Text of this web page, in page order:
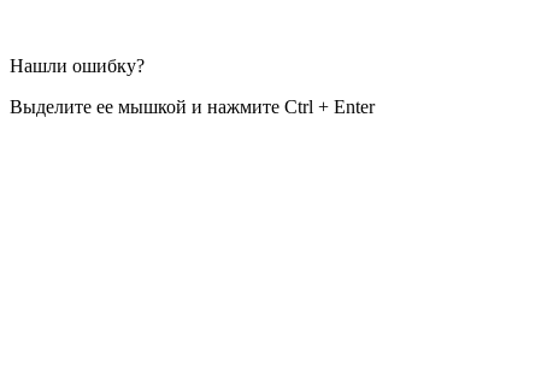
Нашли ошибку?
Выделите ее мышкой и нажмите Ctrl + Enter